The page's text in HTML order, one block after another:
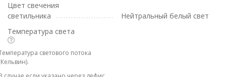
Цвет свечения
светильника
Нейтральный белый свет
Температура света
светового потока